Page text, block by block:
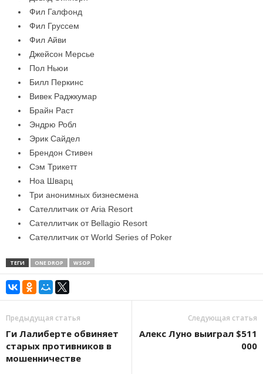
Фил Галфонд
Фил Груссем
Фил Айви
Джейсон Мерсье
Пол Ньюи
Билл Перкинс
Вивек Раджкумар
Брайн Раст
Эндрю Робл
Эрик Сайдел
Брендон Стивен
Сэм Трикетт
Ноа Шварц
Три анонимных бизнесмена
Сателлитчик от Aria Resort
Сателлитчик от Bellagio Resort
Сателлитчик от World Series of Poker
ТЕГИ ONE DROP WSOP
Предыдущая статья
Ги Лалиберте обвиняет
старых противников в
мошенничестве
Следующая статья
Алекс Луно выиграл $511
000